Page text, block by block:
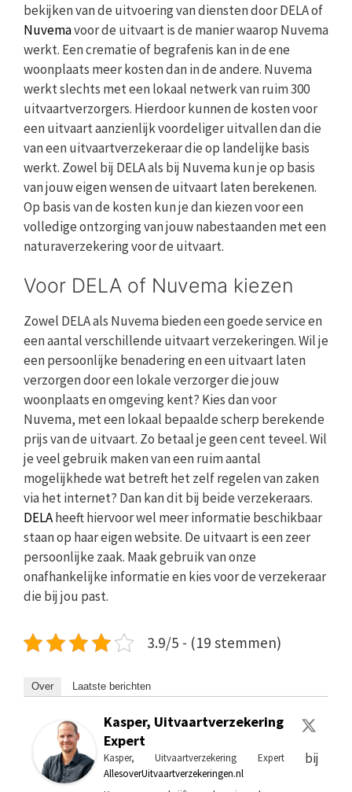
bekijken van de uitvoering van diensten door DELA of
Nuvemavoor de uitvaart is de manier waarop Nuvema
werkt. Een crematie of begrafenis kan in de ene
woonplaats meer kosten dan in de andere. Nuvema
werkt slechts met een lokaal netwerk van ruim 300
uitvaartverzorgers. Hierdoor kunnen de kosten voor
een uitvaart aanzienlijk voordeliger uitvallen dan die
van een uitvaartverzekeraar die op landelijke basis
werkt. Zowel bij DELA als bij Nuvema kun je op basis
van jouw eigen wensen de uitvaart laten berekenen.
Op basis van de kosten kun je dan kiezen voor een
volledige ontzorging van jouw nabestaanden met een
naturaverzekering voor de uitvaart.
Voor DELA of Nuvema kiezen
Zowel DELA als Nuvema bieden een goede service en
een aantal verschillende uitvaart verzekeringen. Wil je
een persoonlijke benadering en een uitvaart laten
verzorgen door een lokale verzorger die jouw
woonplaats en omgeving kent? Kies dan voor
Nuvema, met een lokaal bepaalde scherp berekende
prijs van de uitvaart. Zo betaal je geen cent teveel. Wil
je veel gebruik maken van een ruim aantal
mogelijkhede wat betreft het zelf regelen van zaken
via het internet? Dan kan dit bij beide verzekeraars.
DELAheeft hiervoor wel meer informatie beschikbaar
staan op haar eigen website. De uitvaart is een zeer
persoonlijke zaak. Maak gebruik van onze
onafhankelijke informatie en kies voor de verzekeraar
die bij jou past.
3.9/5 - (19 stemmen)
Over Laatste berichten
Kasper, Uitvaartverzekering
Expert
Kasper, Uitvaartverzekering Expertbij
AllesoverUitvaartverzekeringen.nl